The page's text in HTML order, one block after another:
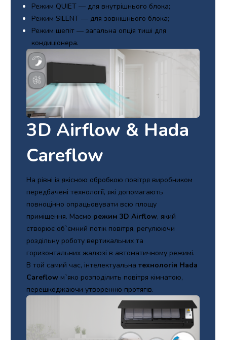
Режим QUIET — для внутрішнього блока;
Режим SILENT — для зовнішнього блока;
Режим шепіт — загальна опція тиші для
кондиціонера.
3D Airflow & Hada
Careflow
На рівні із якісною обробкою повітря виробником
передбачені технології, які допомагають
повноцінно опрацьовувати всю площу
приміщення. Маємо режим 3D Airflow, який
створює об`ємний потік повітря, регулюючи
роздільну роботу вертикальних та
горизонтальних жалюзі в автоматичному режимі.
В той самий час, інтелектуальнатехнологія Hada
Careflow м`яко розподілить повітря кімнатою,
перешкоджаючи утворенню протягів.